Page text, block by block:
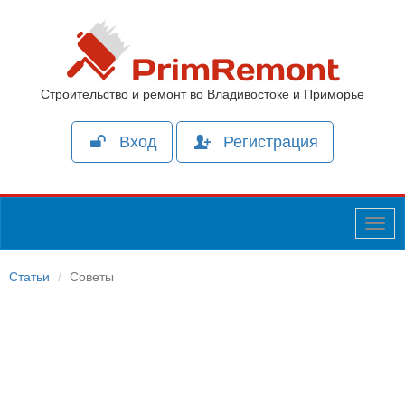
Строительство и ремонт во Владивостоке и Приморье
Вход Регистрация
Статьи Советы